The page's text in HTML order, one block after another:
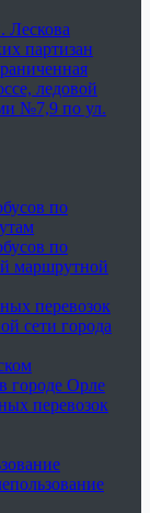
партизан
ледовой
№7,9 по ул.
по
по
маршрутной
перевозок
сети города
городе Орле
перевозок